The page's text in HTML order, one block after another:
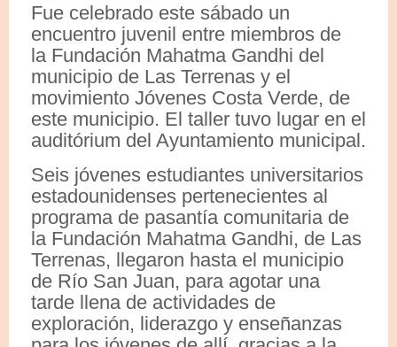
Fue celebrado este sábado un
encuentro juvenil entre miembros de
la Fundación Mahatma Gandhi del
municipio de Las Terrenas y el
movimiento Jóvenes Costa Verde, de
este municipio. El taller tuvo lugar en el
auditórium del Ayuntamiento municipal.
Seis jóvenes estudiantes universitarios
estadounidenses pertenecientes al
programa de pasantía comunitaria de
la Fundación Mahatma Gandhi, de Las
Terrenas, llegaron hasta el municipio
de Río San Juan, para agotar una
tarde llena de actividades de
exploración, liderazgo y enseñanzas